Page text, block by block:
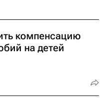
компенсацию
на детей